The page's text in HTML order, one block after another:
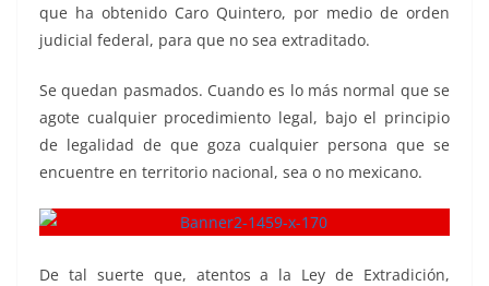
que ha obtenido Caro Quintero, por medio de orden
judicial federal, para que no sea extraditado.
Se quedan pasmados. Cuando es lo más normal que se
agote cualquier procedimiento legal, bajo el principio
de legalidad de que goza cualquier persona que se
encuentre en territorio nacional, sea o no mexicano.
De tal suerte que, atentos a la Ley de Extradición,